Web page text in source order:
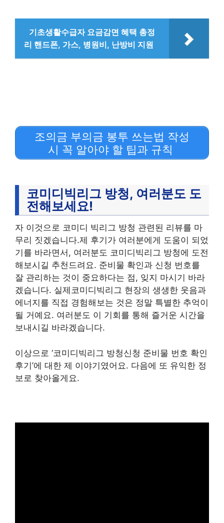
기초생활수급자 요금감면 혜택 총정
리 핸드폰, 가스, 병원비, 난방비 지원
조의금 부의금 봉투 쓰는법 작성
시 꼭 알아야 할 팁과 규칙
코미디빅리그 방청, 여러분도 도
전해보세요!
자 이것으로 코미디 빅리그 방청 관련된 리뷰를 마
무리 짓겠습니다.제 후기가 여러분에게 도움이 되었
기를 바라면서, 여러분도 코미디빅리그 방청에 도전
해보시길 추천드려요. 준비물 확인과 신청 번호를
잘 관리하는 것이 중요하다는 점, 잊지 마시기 바라
겠습니다. 실제코미디빅리그 현장의 생생한 웃음과
에너지를 직접 경험해보는 것은 정말 특별한 추억이
될 거예요. 여러분도 이 기회를 통해 즐거운 시간을
보내시길 바라겠습니다.
이상으로 ‘코미디빅리그 방청신청 준비물 번호 확인
후기’에 대한 제 이야기였어요. 다음에 또 유익한 정
보로 찾아올게요.